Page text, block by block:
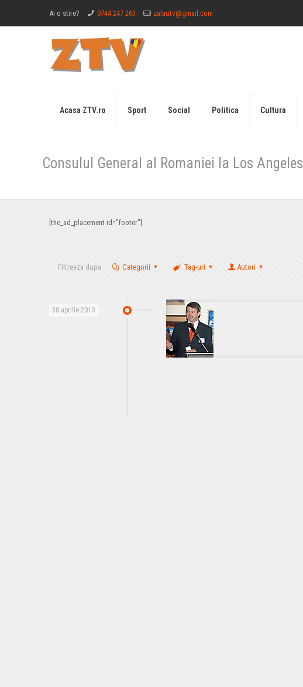
Ai o stire? 0744 247 263 zalautv@gmail.com
Acasa ZTV.ro Sport Social Politica Cultura
Consulul General al Romaniei la Los Angeles
[the_ad_placement id="footer"]
Filtreaza dupa Categorii Tag-uri Autori
30 aprilie 2010